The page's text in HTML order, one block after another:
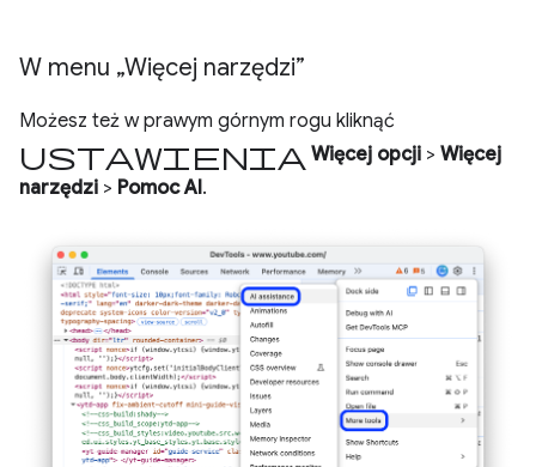
W menu „Więcej narzędzi”
Możesz też w prawym górnym rogu kliknąć
Ustawienia Więcej opcji > Więcej
narzędzi > Pomoc AI.